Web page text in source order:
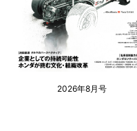
2026年8月号